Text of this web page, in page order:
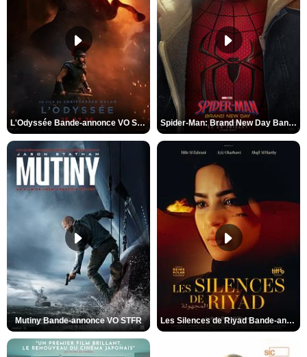
L'Odyssée Bande-annonce VO STFR Spider-Man: Brand New Day Bande-annonce VO STFR
Mutiny Bande-annonce VO STFR Les Silences de Riyad Bande-annonce VO STFR